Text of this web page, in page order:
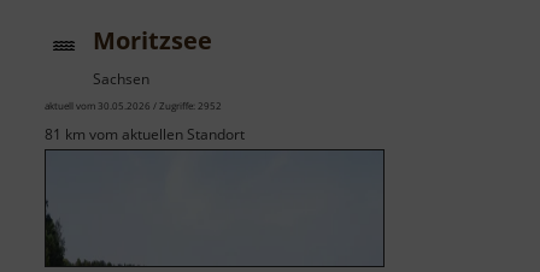
Moritzsee
Sachsen
aktuell vom 30.05.2026 / Zugriffe: 2952
81 km vom aktuellen Standort